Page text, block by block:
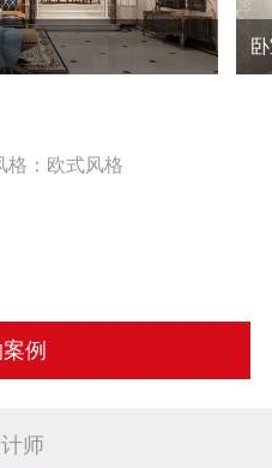
格：欧式风格
例
师